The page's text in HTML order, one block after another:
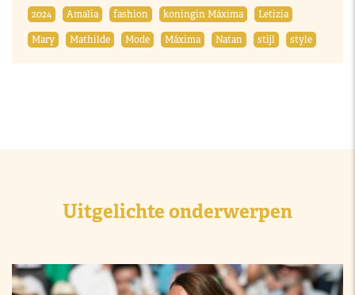
2024 Amalia fashion koningin Máxima
Letizia
Mary
Mathilde Mode Máxima Natan stijl style
Uitgelichte onderwerpen